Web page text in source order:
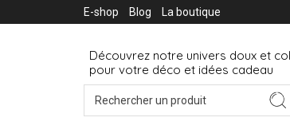
E-shop Blog La boutique
Découvrez notre univers doux et
pour votre déco et idées cadeau